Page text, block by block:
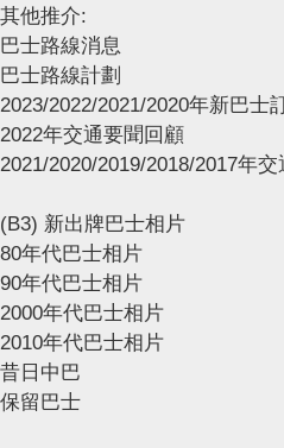
其他推介:
巴士路線消息
巴士路線計劃
2023/2022/2021/2020年新巴士
2022年交通要聞回顧
2021/2020/2019/2018/2017年
(B3) 新出牌巴士相片
80年代巴士相片
90年代巴士相片
2000年代巴士相片
2010年代巴士相片
昔日中巴
保留巴士